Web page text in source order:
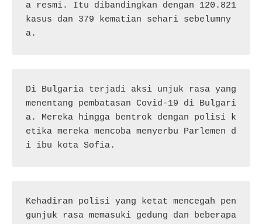
a resmi. Itu dibandingkan dengan 120.821
kasus dan 379 kematian sehari sebelumny
a.
Di Bulgaria terjadi aksi unjuk rasa yang
menentang pembatasan Covid-19 di Bulgari
a. Mereka hingga bentrok dengan polisi k
etika mereka mencoba menyerbu Parlemen d
i ibu kota Sofia.
Kehadiran polisi yang ketat mencegah pen
gunjuk rasa memasuki gedung dan beberapa